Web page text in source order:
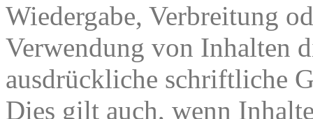
Wiedergabe, Verbreitung
Verwendung von Inhalten
ausdrückliche schriftliche
Dies gilt auch, wenn